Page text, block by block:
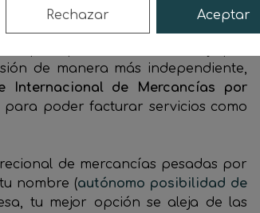
a los consumosde gasoil y peajes,
que suponen 1 mes de rodaje por
de manera más independiente,
Internacional de Mercancías por
para poder facturar servicios como
de mercancías pesadas por
nombre (autónomo posibilidad de
tu mejor opción se aleja de las
Aceptar
Rechazar